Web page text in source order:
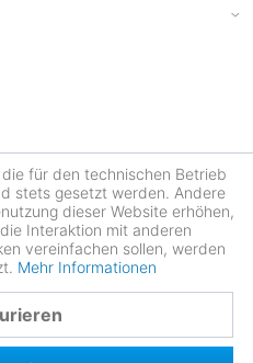
für den technischen Betrieb
stets gesetzt werden. Andere
dieser Website erhöhen,
Interaktion mit anderen
vereinfachen sollen, werden
Mehr Informationen